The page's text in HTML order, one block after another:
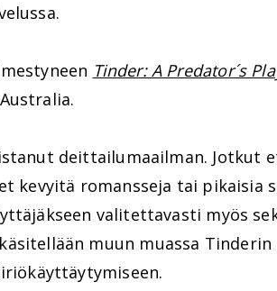
Tinder: A Predator´s
deittailumaailman. Jotkut
kevyitä romansseja tai pikaisia
valitettavasti myös
muun muassa